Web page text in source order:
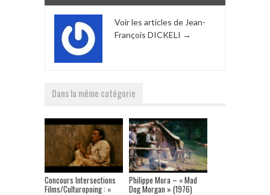
Voir les articles de Jean-
François DICKELI →
Dans la même catégorie
Concours Intersections
Films/Culturopoing : «
Philippe Mora – « Mad
Dog Morgan » (1976)